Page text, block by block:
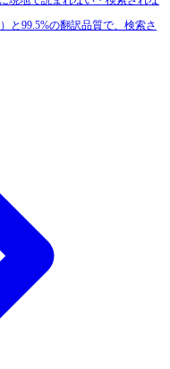
と99.5%の翻訳品質で、検索さ